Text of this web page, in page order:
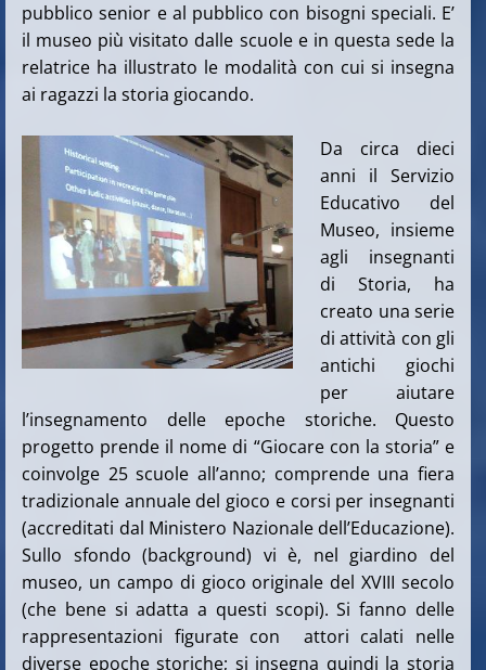
pubblico senior e al pubblico con bisogni speciali. E’
il museo più visitato dalle scuole e in questa sede la
relatrice ha illustrato le modalità con cui si insegna
ai ragazzi la storia giocando.
Da circa dieci
anni il Servizio
Educativo del
Museo, insieme
agli insegnanti
di Storia, ha
creato una serie
di attività con gli
antichi giochi
per aiutare
l’insegnamento delle epoche storiche. Questo
progetto prende il nome di “Giocare con la storia” e
coinvolge 25 scuole all’anno; comprende una fiera
tradizionale annuale del gioco e corsi per insegnanti
(accreditati dal Ministero Nazionale dell’Educazione).
Sullo sfondo (background) vi è, nel giardino del
museo, un campo di gioco originale del XVIII secolo
(che bene si adatta a questi scopi). Si fanno delle
rappresentazioni figurate con attori calati nelle
diverse epoche storiche; si insegna quindi la storia